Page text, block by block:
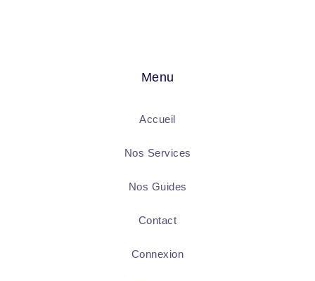
Menu
Accueil
Nos Services
Nos Guides
Contact
Connexion